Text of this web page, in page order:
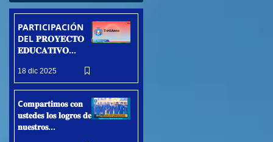
PARTICIPACIÓN
DEL 𝐏𝐑𝐎𝐘𝐄𝐂𝐓𝐎
𝐄𝐃𝐔𝐂𝐀𝐓𝐈𝐕𝐎
𝐏𝐑𝐎𝐌𝐔𝐄𝐕𝐄 𝐄𝐋
𝐓𝐀𝐋𝐄𝐍𝐓𝐎,
𝐃𝐄𝐒𝐀𝐑𝐑𝐎𝐋𝐋𝐎
𝐒𝐎𝐂𝐈𝐀𝐋 - Trujillo
15/12/2025
18 dic 2025
C𝐨𝐦𝐩𝐚𝐫𝐭𝐢𝐦𝐨𝐬 𝐜𝐨𝐧
𝐮𝐬𝐭𝐞𝐝𝐞𝐬 𝐥𝐨𝐬 𝐥𝐨𝐠𝐫𝐨𝐬 𝐝𝐞
𝐧𝐮𝐞𝐬𝐭𝐫𝐨𝐬